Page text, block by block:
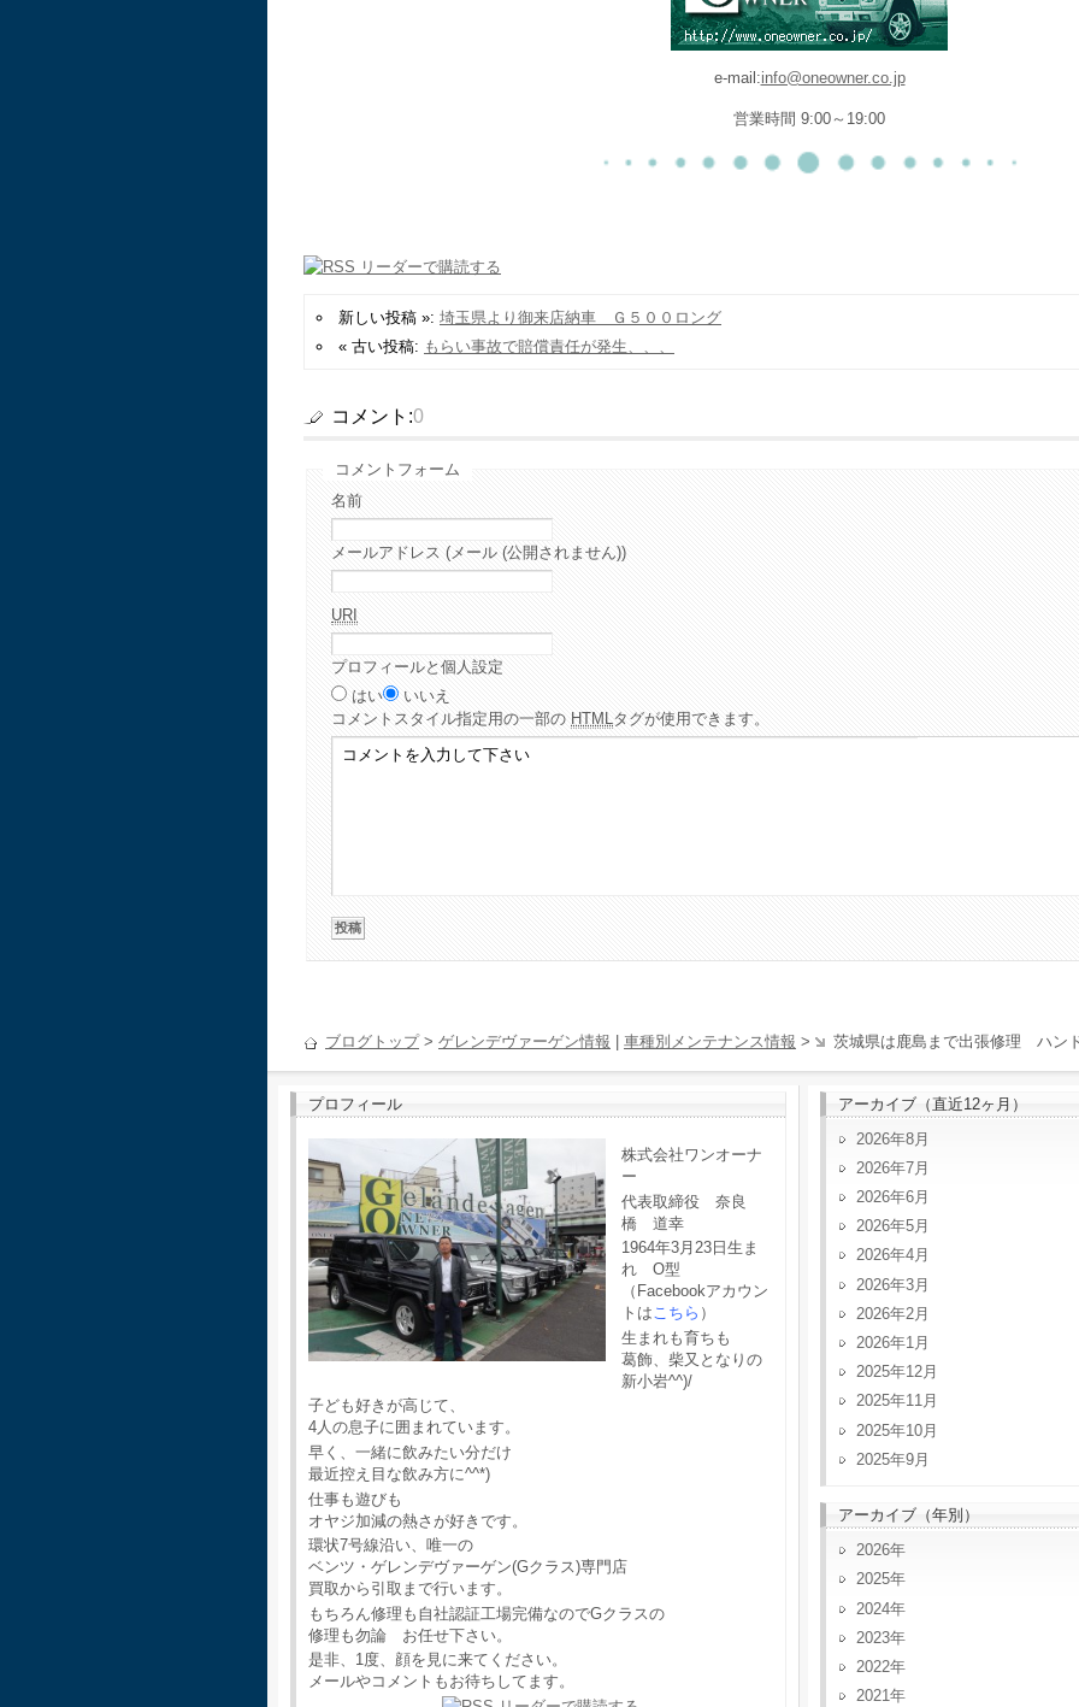
e-mail:info@oneowner.co.jp
営業時間 9:00～19:00
新しい投稿 »: 埼玉県より御来店納車 Ｇ５００ロング
« 古い投稿: もらい事故で賠償責任が発生、、、
コメント:0
コメントフォーム
名前
メールアドレス (メール (公開されません))
URI
プロフィールと個人設定
はい
いいえ
コメント スタイル指定用の一部の HTMLタグが使用できます。
ブログトップ> ゲレンデヴァーゲン情報 車種別メンテナンス情報 > 茨城県は鹿島まで出張修理 ハン
プロフィール
株式会社ワンオーナ
ー
代表取締役 奈良
橋 道幸
1964年3月23日生ま
れ O型
（Facebookアカウン
トはこちら ）
生まれも育ちも
葛飾、柴又となりの
新小岩^^)/
子ども好きが高じて、
4人の息子に囲まれています。
早く、一緒に飲みたい分だけ
最近控え目な飲み方に^^*)
仕事も遊びも
オヤジ加減の熱さが好きです。
環状7号線沿い、唯一の
ベンツ・ゲレンデヴァーゲン(Gクラス)専門店
買取から引取まで行います。
もちろん修理も自社認証工場完備なのでGクラスの
修理も勿論 お任せ下さい。
是非、1度、顔を見に来てください。
メールやコメントもお待ちしてます。
アーカイブ（直近12ヶ月）
2026年8月
2026年7月
2026年6月
2026年5月
2026年4月
2026年3月
2026年2月
2026年1月
2025年12月
2025年11月
2025年10月
2025年9月
アーカイブ（年別）
2026
2025
2024
2023
2022
2021